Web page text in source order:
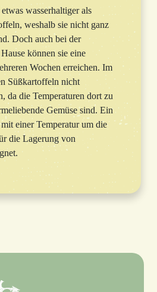
wasserhaltiger als
weshalb sie nicht ganz
Doch auch bei der
können sie eine
Wochen erreichen. Im
Süßkartoffeln nicht
da die Temperaturen dort zu
Gemüse sind. Ein
einer Temperatur um die
die Lagerung von